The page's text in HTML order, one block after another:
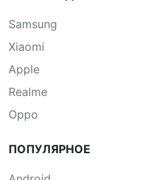
Samsung
Xiaomi
Apple
Realme
Oppo
ПОПУЛЯРНОЕ